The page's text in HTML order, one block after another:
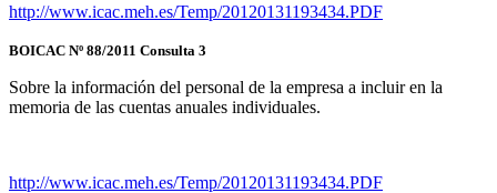
http://www.icac.meh.es/Temp/20120131193434.PDF
BOICAC Nº 88/2011 Consulta 3
Sobre la información del personal de la empresa a incluir en la
memoria de las cuentas anuales individuales.
http://www.icac.meh.es/Temp/20120131193434.PDF